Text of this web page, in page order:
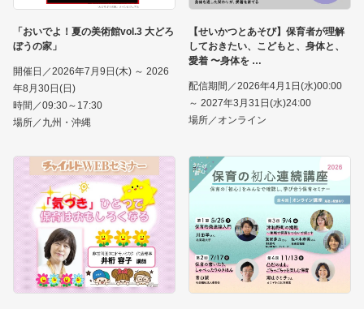
「おいでよ！夏の美術館vol.3 大どろ
ぼうの家」
開催日／2026年7月9日(木) ～ 2026
年8月30日(日)
時間／09:30～17:30
場所／九州・沖縄
【せいかつとあそび】保育者が理解
しておきたい、こどもと、身体と、
愛着 〜身体を
配信期間／2026年4月1日(水)00:00
～ 2027年3月31日(水)24:00
場所／オンライン